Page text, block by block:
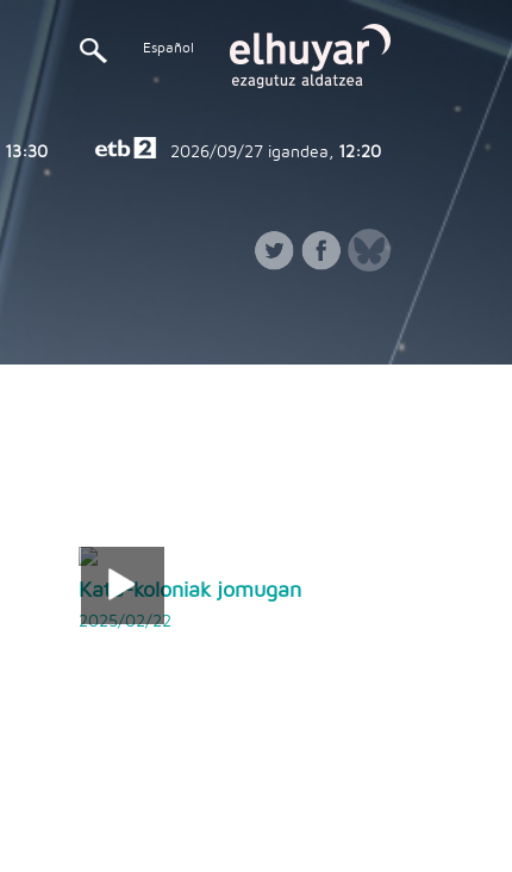
Español
13:30 2026/09/27 igandea, 12:20
Katu-koloniak jomugan
2025/02/22